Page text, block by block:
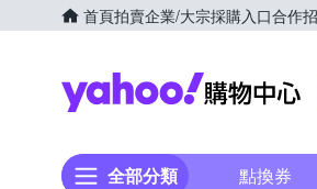
首頁拍賣企業/大宗採購入口合作
全部分類 點換券